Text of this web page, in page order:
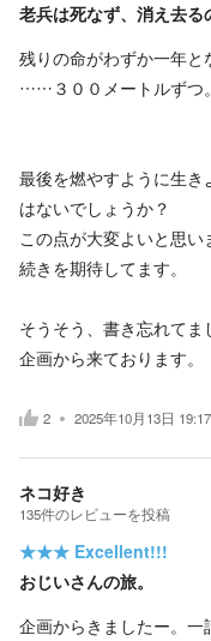
老兵は死なず、消え去る
残りの命がわずか一年と
……３００メートルずつ。
最後を燃やすように生
はないでしょうか？
この点が大変よいと思い
続きを期待してます。
そうそう、書き忘れてま
企画から来ております。
2 2025年10月13日 19:17
ネコ好き
135件のレビューを投稿
★★★ Excellent!!!
おじいさんの旅。
企画からきましたー。一